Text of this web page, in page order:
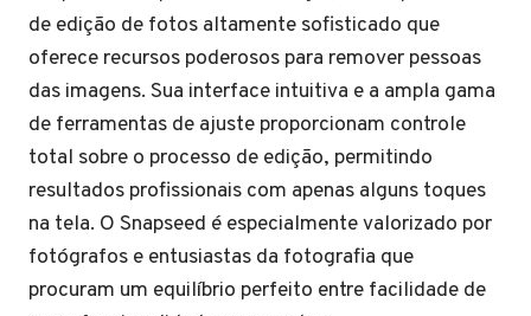
de edição de fotos altamente sofisticado que
oferece recursos poderosos para remover pessoas
das imagens. Sua interface intuitiva e a ampla gama
de ferramentas de ajuste proporcionam controle
total sobre o processo de edição, permitindo
resultados profissionais com apenas alguns toques
na tela. O Snapseed é especialmente valorizado por
fotógrafos e entusiastas da fotografia que
procuram um equilíbrio perfeito entre facilidade de